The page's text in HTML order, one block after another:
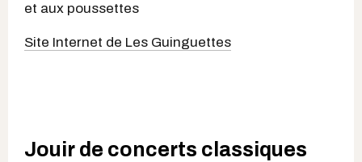
et aux poussettes
Site Internet de Les Guinguettes
Jouir de concerts classiques